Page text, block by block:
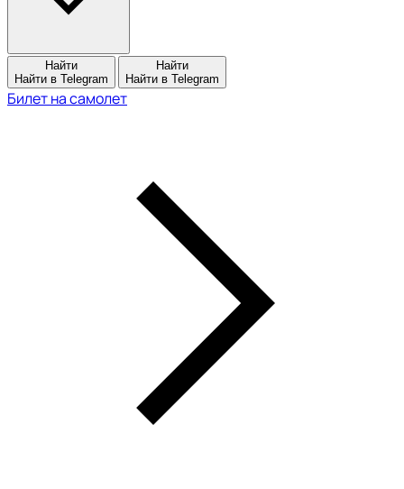
Найти
Найти в Telegram
Найти
Найти в Telegram
Билет на самолет